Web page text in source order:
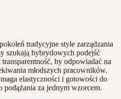
tradycyjne style zarządzania
szukają hybrydowych podejść
by odpowiadać na
młodszych pracowników.
elastyczności i gotowości do
podążania za jednym wzorcem.